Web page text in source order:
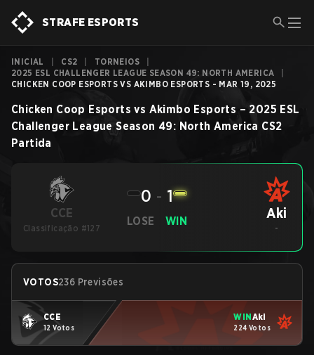
STRAFE ESPORTS
INICIAL CS2 TORNEIOS
2025 ESL CHALLENGER LEAGUE SEASON 49: NORTH AMERICA
CHICKEN COOP ESPORTS VS AKIMBO ESPORTS - MAR 19, 2025
Chicken Coop Esports vs Akimbo Esports – 2025 ESL
Challenger League Season 49: North America CS2
Partida
CCE
Classificação #127
LOSE
0 - 1
WIN Aki
-
VOTOS236 Previsões
CCE
12 Votos
WINAki
224 Votos